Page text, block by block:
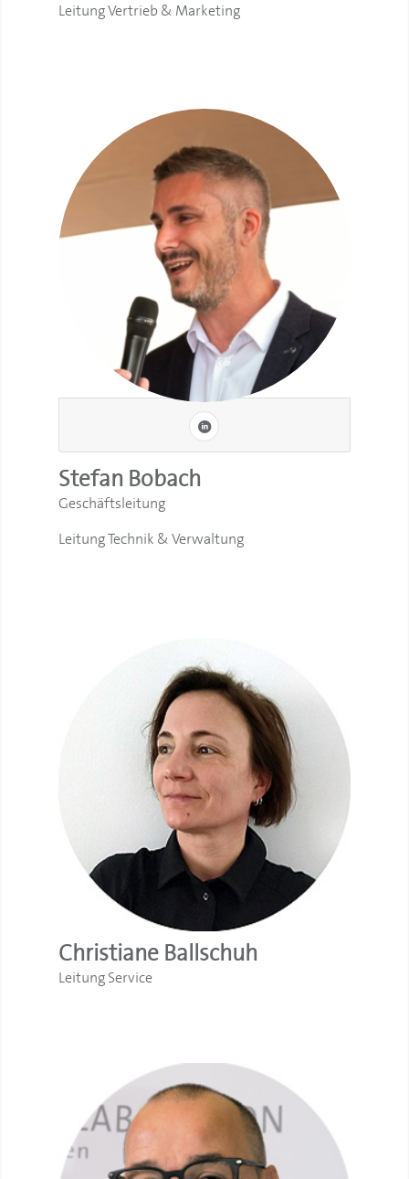
Leitung Vertrieb & Marketing
Stefan Bobach
Geschäftsleitung
Leitung Technik & Verwaltung
Christiane Ballschuh
Leitung Service